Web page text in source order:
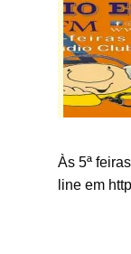
Às 5ª
line em